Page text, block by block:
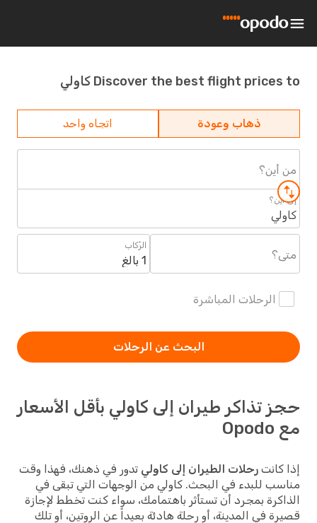
Discover the best flight prices to كاولي
ذهاب وعودة اتجاه واحد
من أين؟
إلى أين؟
كاولي
متى؟
الرُكاب
1 بالغ
الرحلات المباشرة
البحث عن الرحلات
حجز تذاكر طيران إلى كاولي بأقل الأسعار
مع Opodo
إذا كانت رحلات الطيران إلى كاولي تدور في ذهنك، فهذا وقت
مناسب للبدء في البحث. كاولي من الوجهات التي تبقى في
الذاكرة بمجرد أن تستأثر باهتمامك، سواء كنت تخطط لإجازة
قصيرة في المدينة، أو رحلة هادئة بعيداً عن الروتين، أو تلك